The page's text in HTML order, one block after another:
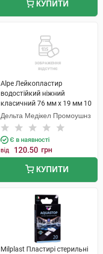
КУПИТИ
Alpe Лейкопластир
водостійкий ніжний
класичний 76 мм x 19 мм 10
шт
Дельта Медікел Промоушнз
Є в наявності
від 120.50 грн
КУПИТИ
Milplast Пластирі стерильні